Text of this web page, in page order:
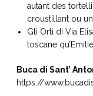
autant des
croustillant ou
Gli Orti di Via
toscane
Buca di Sant’
https://